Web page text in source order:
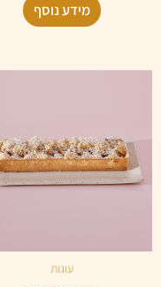
מידע נוסף
עוגות